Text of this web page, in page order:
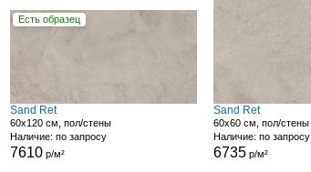
Есть образец
Sand Ret
60x120 см, пол/стены
Наличие: по запросу
7610р/м²
Sand Ret
60x60 см, пол/стены
Наличие: по запросу
6735 р/м²